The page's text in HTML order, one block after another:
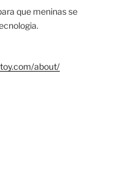
que meninas se
about/